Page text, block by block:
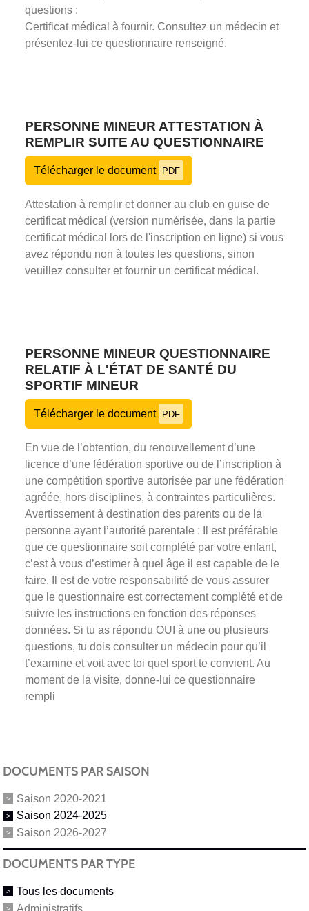
questions :
Certificat médical à fournir. Consultez un médecin et
présentez-lui ce questionnaire renseigné.
PERSONNE MINEUR ATTESTATION À
REMPLIR SUITE AU QUESTIONNAIRE
Télécharger le document PDF
Attestation à remplir et donner au club en guise de
certificat médical (version numérisée, dans la partie
certificat médical lors de l'inscription en ligne) si vous
avez répondu non à toutes les questions, sinon
veuillez consulter et fournir un certificat médical.
PERSONNE MINEUR QUESTIONNAIRE
RELATIF À L'ÉTAT DE SANTÉ DU
SPORTIF MINEUR
Télécharger le document PDF
En vue de l’obtention, du renouvellement d’une
licence d’une fédération sportive ou de l’inscription à
une compétition sportive autorisée par une fédération
agréée, hors disciplines, à contraintes particulières.
Avertissement à destination des parents ou de la
personne ayant l’autorité parentale : Il est préférable
que ce questionnaire soit complété par votre enfant,
c’est à vous d’estimer à quel âge il est capable de le
faire. Il est de votre responsabilité de vous assurer
que le questionnaire est correctement complété et de
suivre les instructions en fonction des réponses
données. Si tu as répondu OUI à une ou plusieurs
questions, tu dois consulter un médecin pour qu’il
t’examine et voit avec toi quel sport te convient. Au
moment de la visite, donne-lui ce questionnaire
rempli
DOCUMENTS PAR SAISON
Saison 2020-2021
Saison 2024-2025
Saison 2026-2027
DOCUMENTS PAR TYPE
Tous les documents
Administratifs